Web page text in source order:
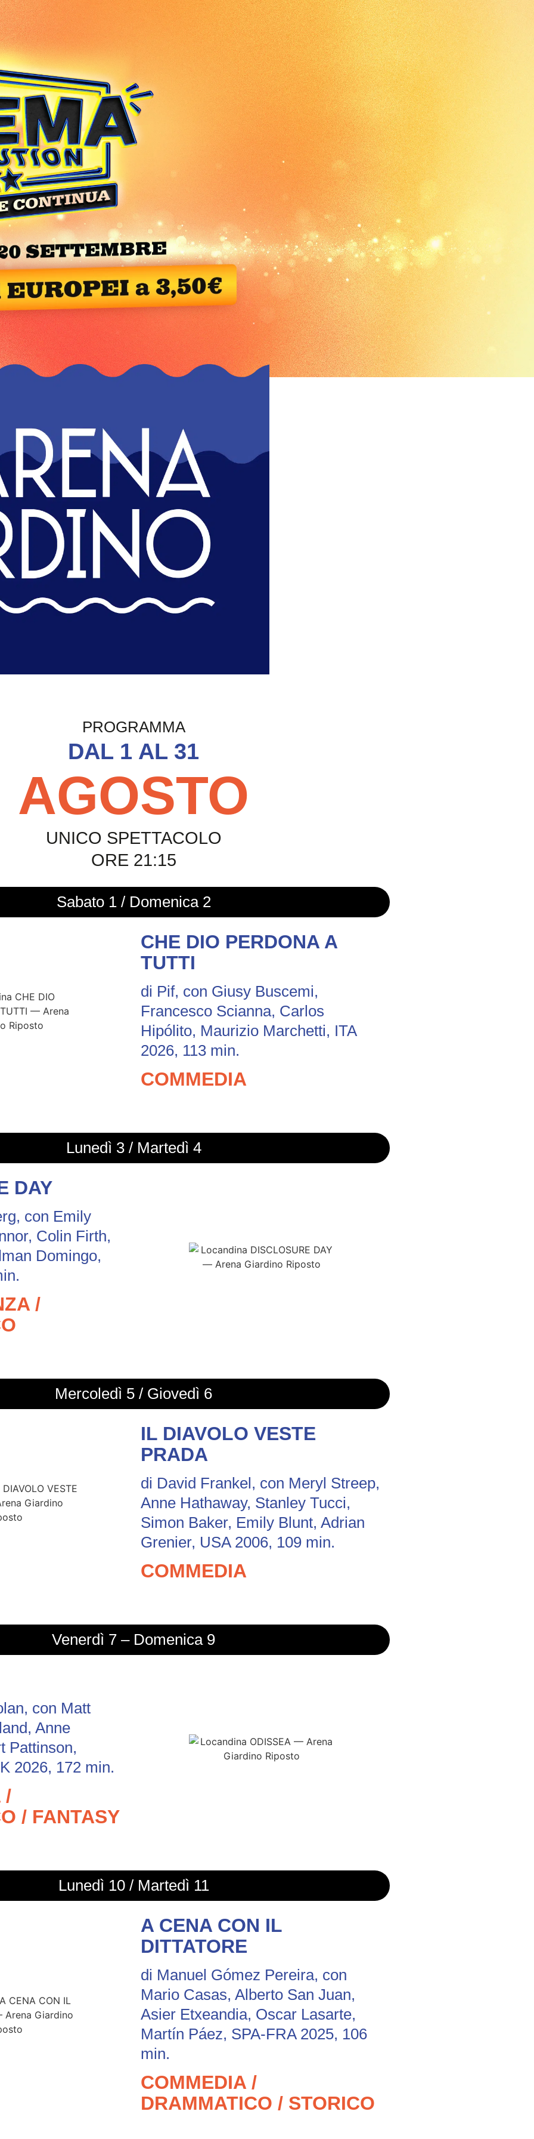
Riposto — Cinema all'aperto a Riposto
PROGRAMMA
DAL 1 AL 31
AGOSTO
UNICO SPETTACOLO
ORE 21:15
Sabato 1 / Domenica 2
CHE DIO PERDONA A
TUTTI
di Pif, con Giusy Buscemi,
Francesco Scianna, Carlos
Hipólito, Maurizio Marchetti, ITA
2026, 113 min.
COMMEDIA
Lunedì 3 / Martedì 4
DAY
con Emily
Colin Firth,
Domingo,
/
Mercoledì 5 / Giovedì 6
IL DIAVOLO VESTE
PRADA
di David Frankel, con Meryl Streep,
Anne Hathaway, Stanley Tucci,
Simon Baker, Emily Blunt, Adrian
Grenier, USA 2006, 109 min.
COMMEDIA
Venerdì 7 – Domenica 9
con Matt
Anne
Pattinson,
2026, 172 min.
/
/ FANTASY
Lunedì 10 / Martedì 11
A CENA CON IL
DITTATORE
di Manuel Gómez Pereira, con
Mario Casas, Alberto San Juan,
Asier Etxeandia, Oscar Lasarte,
Martín Páez, SPA-FRA 2025, 106
min.
COMMEDIA /
DRAMMATICO / STORICO